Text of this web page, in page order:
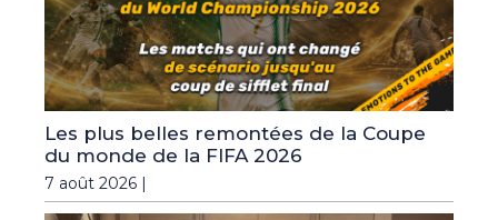
Les plus belles remontées de la Coupe
du monde de la FIFA 2026
7 août 2026 |